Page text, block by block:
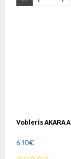
Vobleris AKARA
6.10€